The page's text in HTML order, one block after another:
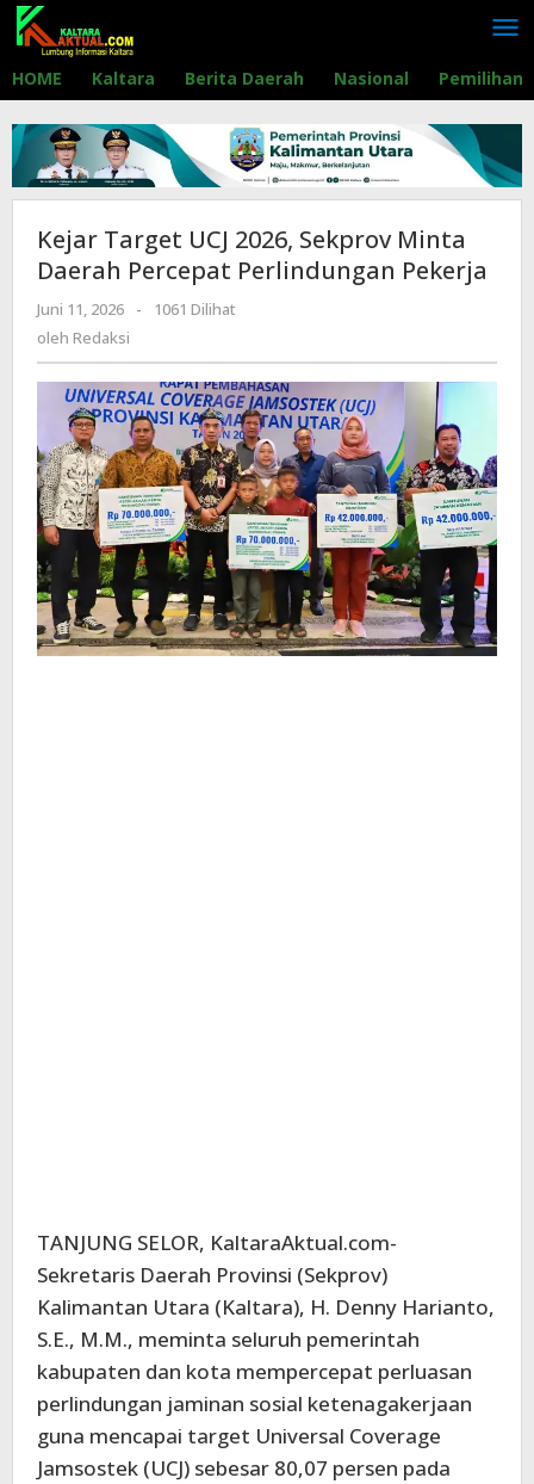
Lewati
konten
HOME Kaltara Berita Daerah Nasional Pemilihan
Kejar Target UCJ 2026, Sekprov Minta
Daerah Percepat Perlindungan Pekerja
Juni 11, 2026
oleh
-
1061 Dilihat
oleh Redaksi
TANJUNG SELOR, KaltaraAktual.com-
Sekretaris Daerah Provinsi (Sekprov)
Kalimantan Utara (Kaltara), H. Denny Harianto,
S.E., M.M., meminta seluruh pemerintah
kabupaten dan kota mempercepat perluasan
perlindungan jaminan sosial ketenagakerjaan
guna mencapai target Universal Coverage
Jamsostek (UCJ) sebesar 80,07 persen pada